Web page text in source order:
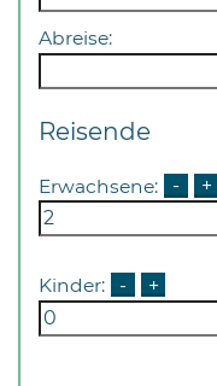
Abreise:
Reisende
Erwachsene: - +
Kinder: - +